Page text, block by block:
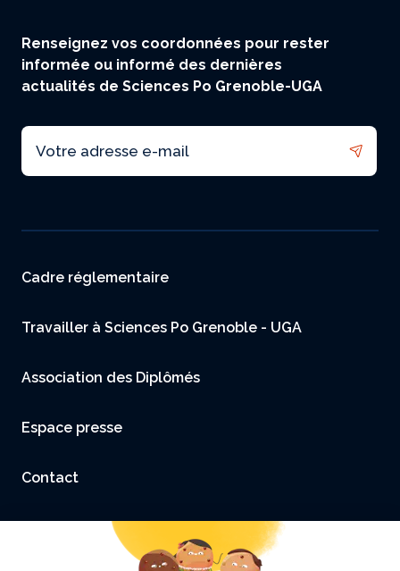
Renseignez vos coordonnées pour rester
informée ou informé des dernières
actualités de Sciences Po Grenoble-UGA
Email
Menu footer
Cadre réglementaire
Travailler à Sciences Po Grenoble - UGA
Association des Diplômés
Espace presse
Contact
Accessibilité : non conforme